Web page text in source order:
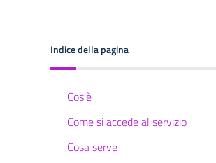
Indice della pagina
Cos'è
Come si accede al servizio
Cosa serve